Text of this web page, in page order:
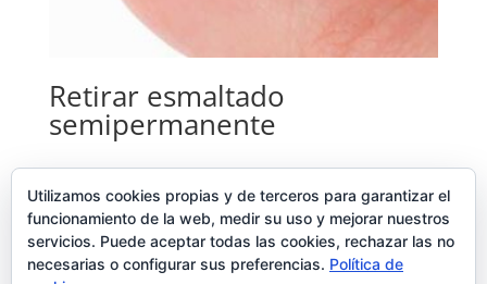
Retirar esmaltado
semipermanente
Añadir al carrito
5,00€
Utilizamos cookies propias y de terceros para garantizar el
funcionamiento de la web, medir su uso y mejorar nuestros
servicios. Puede aceptar todas las cookies, rechazar las no
necesarias o configurar sus preferencias. Política de